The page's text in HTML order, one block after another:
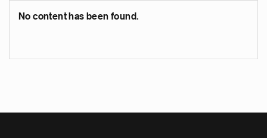
No content has been found.